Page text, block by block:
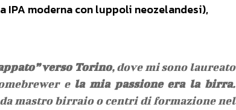
IPA moderna con luppoli neozelandesi),
verso Torino, dove mi sono laureato
ela mia passione era la birra.
mastro birraio o centri di formazione nel